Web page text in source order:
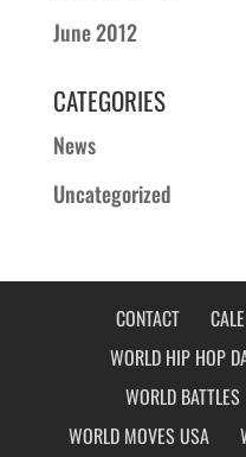
June 2012
CATEGORIES
News
Uncategorized
CONTACT
WORLD HIP HOP
WORLD BATTLES
WORLD MOVES USA